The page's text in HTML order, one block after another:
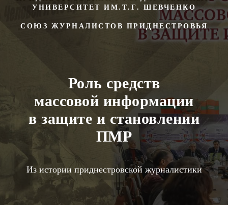
УНИВЕРСИТЕТ ИМ.Т.Г. ШЕВЧЕНКО
СОЮЗ ЖУРНАЛИСТОВ ПРИДНЕСТРОВЬЯ
Роль средств
массовой информации
в защите и становлении
ПМР
Из истории приднестровской журналистики